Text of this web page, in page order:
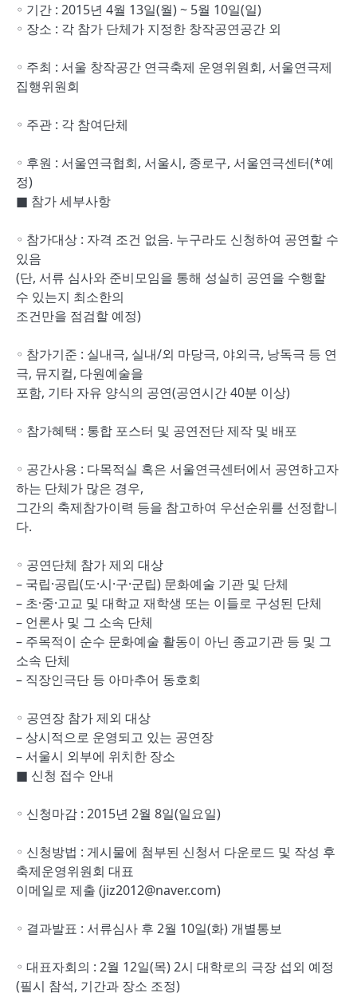
◦ 기간 : 2015년 4월 13일(월) ~ 5월 10일(일)
◦ 장소 : 각 참가 단체가 지정한 창작공연공간 외
◦ 주최 : 서울 창작공간 연극축제 운영위원회, 서울연극제
집행위원회
◦ 주관 : 각 참여단체
◦ 후원 : 서울연극협회, 서울시, 종로구, 서울연극센터(*예
정)
■ 참가 세부사항
◦ 참가대상 : 자격 조건 없음. 누구라도 신청하여 공연할 수
있음
(단, 서류 심사와 준비모임을 통해 성실히 공연을 수행할
수 있는지 최소한의
조건만을 점검할 예정)
◦ 참가기준 : 실내극, 실내/외 마당극, 야외극, 낭독극 등 연
극, 뮤지컬, 다원예술을
포함, 기타 자유 양식의 공연(공연시간 40분 이상)
◦ 참가혜택 : 통합 포스터 및 공연전단 제작 및 배포
◦ 공간사용 : 다목적실 혹은 서울연극센터에서 공연하고자
하는 단체가 많은 경우,
그간의 축제참가이력 등을 참고하여 우선순위를 선정합니
다.
◦ 공연단체 참가 제외 대상
– 국립·공립(도·시·구·군립) 문화예술 기관 및 단체
– 초·중·고교 및 대학교 재학생 또는 이들로 구성된 단체
– 언론사 및 그 소속 단체
– 주목적이 순수 문화예술 활동이 아닌 종교기관 등 및 그
소속 단체
– 직장인극단 등 아마추어 동호회
◦ 공연장 참가 제외 대상
– 상시적으로 운영되고 있는 공연장
– 서울시 외부에 위치한 장소
■ 신청 접수 안내
◦ 신청마감 : 2015년 2월 8일(일요일)
◦ 신청방법 : 게시물에 첨부된 신청서 다운로드 및 작성 후
축제운영위원회 대표
이메일로 제출 (jiz2012@naver.com)
◦ 결과발표 : 서류심사 후 2월 10일(화) 개별통보
◦ 대표자회의 : 2월 12일(목) 2시 대학로의 극장 섭외 예정
(필시 참석, 기간과 장소 조정)